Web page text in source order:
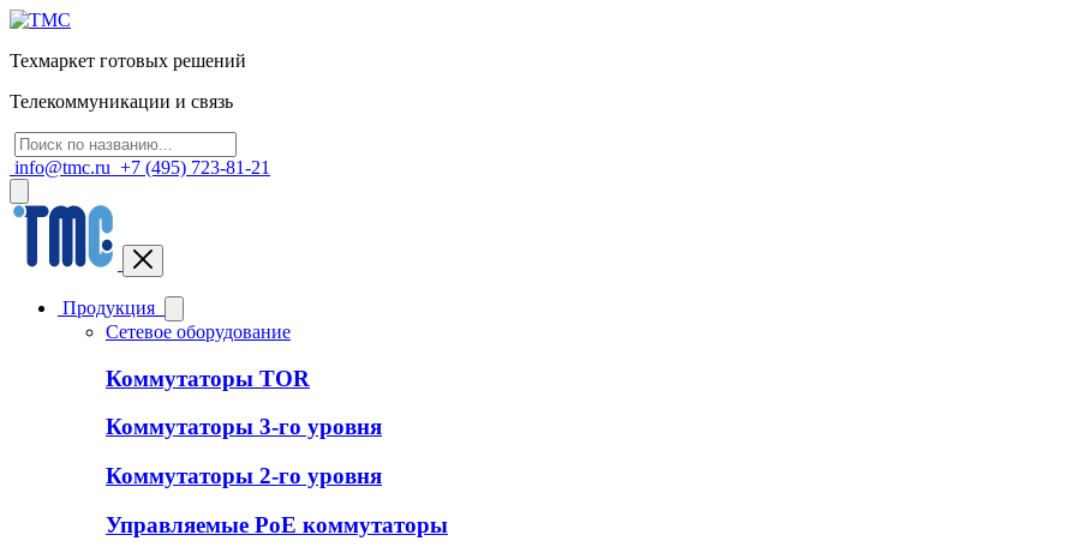
Техмаркет готовых решений
Телекоммуникации и связь
info@tmc.ru +7 (495) 723-81-21
Продукция
Сетевое оборудование
Коммутаторы TOR
Коммутаторы 3-го уровня
Коммутаторы 2-го уровня
Управляемые PoE коммутаторы